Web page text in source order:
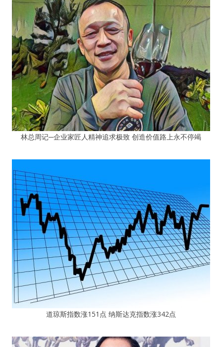
林总周记─企业家匠人精神追求极致 创造价值路上永不停竭
道琼斯指数涨151点 纳斯达克指数涨342点